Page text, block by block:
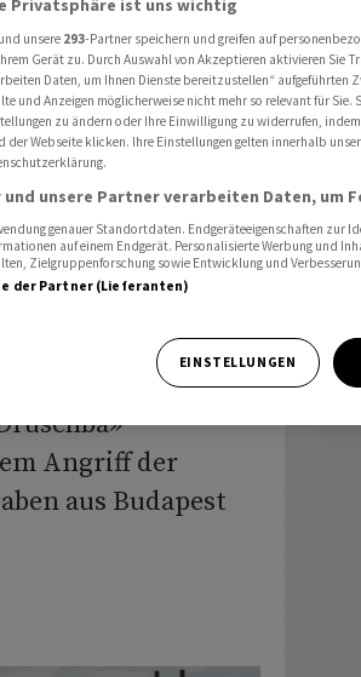
wieder Öl durch «Druschba»-Pipeline
nach
durch
Angriff der
aus Budapest
unsere 293-Partner speichern und greifen auf
Gerät zu. Durch Auswahl von Akzeptieren aktivieren Sie
Daten, um Ihnen Dienste bereitzustellen“ aufgeführten
und Anzeigen möglicherweise nicht mehr so relevant für
zu ändern oder Ihre Einwilligung zu widerrufen,
der Webseite klicken. Ihre Einstellungen gelten innerhalb
und unsere Partner verarbeiten Daten, um
genauer Standortdaten. Endgeräteeigenschaften zur
auf einem Endgerät. Personalisierte Werbung und
Zielgruppenforschung sowie Entwicklung und
der Partner (Lieferanten)
EINSTELLUNGEN